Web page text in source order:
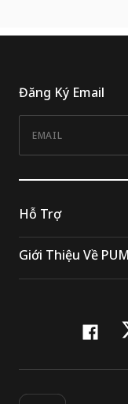
Đăng Ký Email
Hỗ Trợ
Giới Thiệu Về